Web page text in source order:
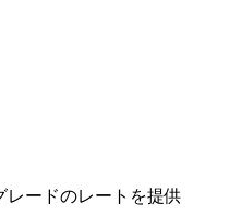
ードのレートを提供